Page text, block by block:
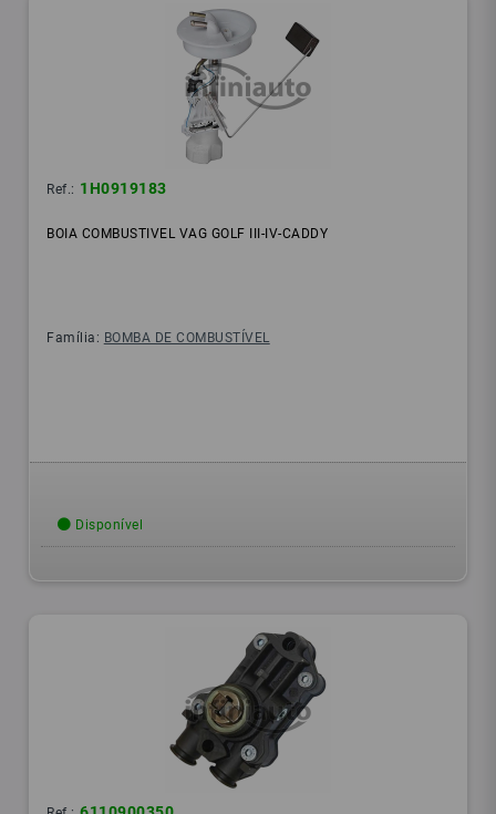
Ref.: 1H0919183
BOIA COMBUSTIVEL VAG GOLF III-IV-CADDY
Família: BOMBA DE COMBUSTÍVEL
Disponível